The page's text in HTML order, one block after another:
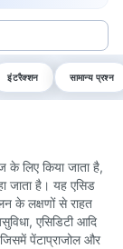
इंटरैक्शन सामान्य प्रश्न
लिए किया जाता है,
जाता है। यह एसिड
के लक्षणों से राहत
एसिडिटी आदि
पेंटाप्राजोल और